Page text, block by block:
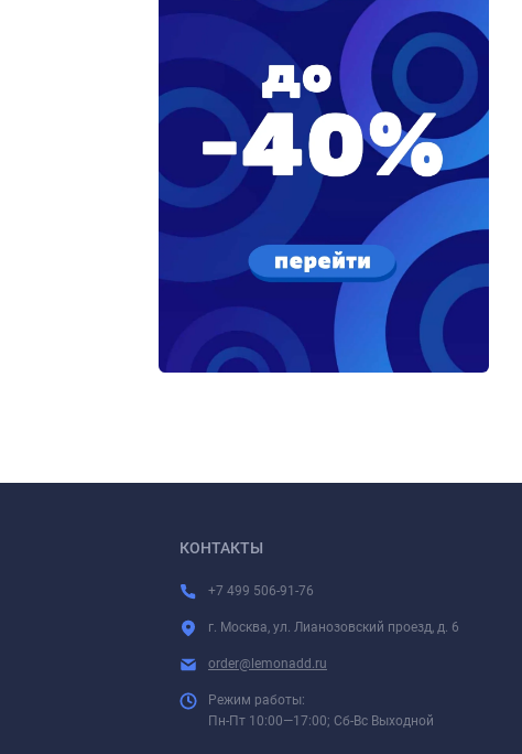
КОНТАКТЫ
+7 499 506-91-76
г. Москва, ул. Лианозовский проезд, д. 6
order@lemonadd.ru
Режим работы:
Пн-Пт 10:00—17:00; Сб-Вс Выходной